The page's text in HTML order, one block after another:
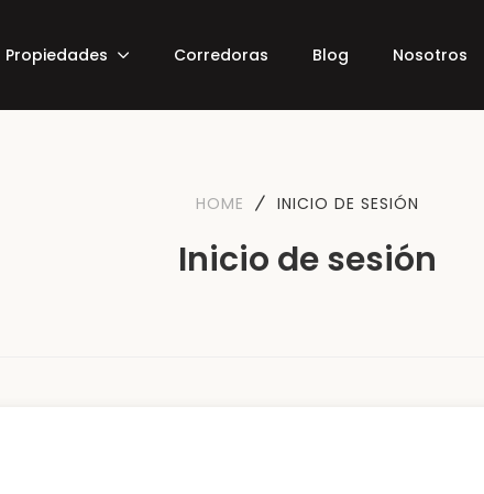
Propiedades Corredoras Blog Nosotros
HOME INICIO DE SESIÓN
Inicio de sesión